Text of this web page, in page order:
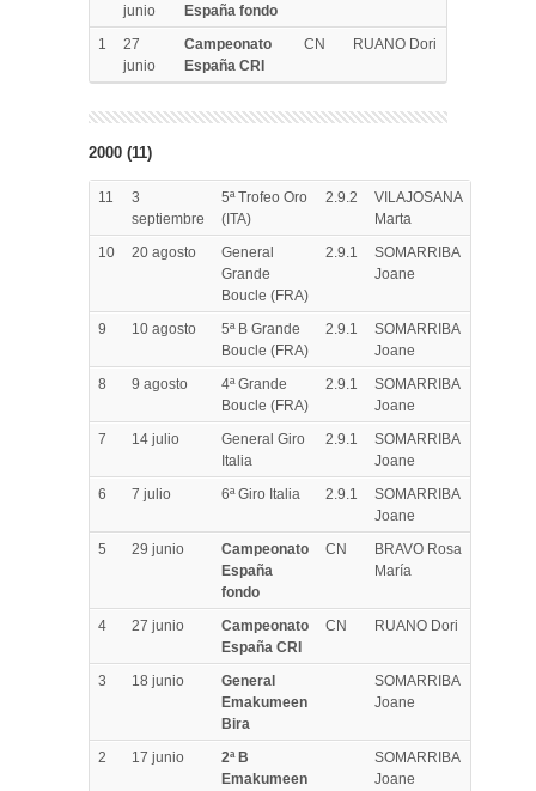
junio
España fondo
1
27
junio
Campeonato
España CRI
CN RUANO Dori
2000 (11)
11
3
septiembre
5ª Trofeo Oro
(ITA)
2.9.2
VILAJOSANA
Marta
10
20 agosto
General
Grande
Boucle (FRA)
2.9.1
SOMARRIBA
Joane
9 10 agosto
5ª B Grande
Boucle (FRA)
2.9.1
SOMARRIBA
Joane
8
9 agosto
4ª Grande
Boucle (FRA)
2.9.1
SOMARRIBA
Joane
7
14 julio
General Giro
Italia
2.9.1
SOMARRIBA
Joane
6
7 julio 6ª Giro Italia 2.9.1
SOMARRIBA
Joane
5
29 junio
Campeonato
España
fondo
CN
BRAVO Rosa
María
4 27 junio
Campeonato
España CRI
CN RUANO Dori
3 18 junio
General
Emakumeen
Bira
SOMARRIBA
Joane
2 17 junio
2ª B
Emakumeen
SOMARRIBA
Joane